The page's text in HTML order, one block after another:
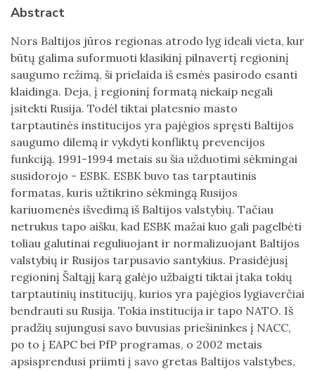
Abstract
Nors Baltijos jūros regionas atrodo lyg ideali vieta, kur
būtų galima suformuoti klasikinį pilnavertį regioninį
saugumo režimą, ši prielaida iš esmės pasirodo esanti
klaidinga. Deja, į regioninį formatą niekaip negali
įsitekti Rusija. Todėl tiktai platesnio masto
tarptautinės institucijos yra pajėgios spręsti Baltijos
saugumo dilemą ir vykdyti konfliktų prevencijos
funkciją. 1991-1994 metais su šia užduotimi sėkmingai
susidorojo - ESBK. ESBK buvo tas tarptautinis
formatas, kuris užtikrino sėkmingą Rusijos
kariuomenės išvedimą iš Baltijos valstybių. Tačiau
netrukus tapo aišku, kad ESBK mažai kuo gali pagelbėti
toliau galutinai reguliuojant ir normalizuojant Baltijos
valstybių ir Rusijos tarpusavio santykius. Prasidėjusį
regioninį Šaltąjį karą galėjo užbaigti tiktai įtaka tokių
tarptautinių institucijų, kurios yra pajėgios lygiaverčiai
bendrauti su Rusija. Tokia institucija ir tapo NATO. Iš
pradžių sujungusi savo buvusias priešininkes į NACC,
po to į EAPC bei PfP programas, o 2002 metais
apsisprendusi priimti į savo gretas Baltijos valstybes,